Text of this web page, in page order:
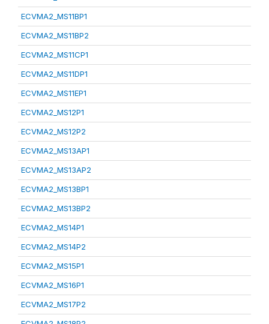
ECVMA2_MS11BP1
ECVMA2_MS11BP2
ECVMA2_MS11CP1
ECVMA2_MS11DP1
ECVMA2_MS11EP1
ECVMA2_MS12P1
ECVMA2_MS12P2
ECVMA2_MS13AP1
ECVMA2_MS13AP2
ECVMA2_MS13BP1
ECVMA2_MS13BP2
ECVMA2_MS14P1
ECVMA2_MS14P2
ECVMA2_MS15P1
ECVMA2_MS16P1
ECVMA2_MS17P2